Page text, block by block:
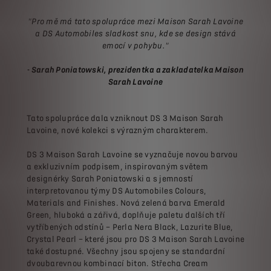
"Pro mě má tato spolupráce mezi Maison Sarah Lavoine
a DS Automobiles sladkost snu, kde se design stává
emocí v pohybu."
- Sarah Poniatowski, prezidentka a zakladatelka Maison
Sarah Lavoine
Tato spolupráce dala vzniknout DS 3 Maison Sarah
Lavoine, nové kolekci s výrazným charakterem.
DS 3 Maison Sarah Lavoine se vyznačuje novou barvou
a exkluzivním podpisem, inspirovaným světem
designérky Sarah Poniatowski a s jemností
interpretovanou týmy DS Automobiles Colours,
Materials and Finishes. Nová zelená barva Emerald
Green, hluboká a zářivá, doplňuje paletu dalších tří
vytříbených odstínů – Perla Nera Black, Lazurite Blue,
Crystal Pearl – které jsou pro DS 3 Maison Sarah Lavoine
také dostupné. Všechny jsou spojeny se standardní
dvoubarevnou kombinací biton. Střecha Cream